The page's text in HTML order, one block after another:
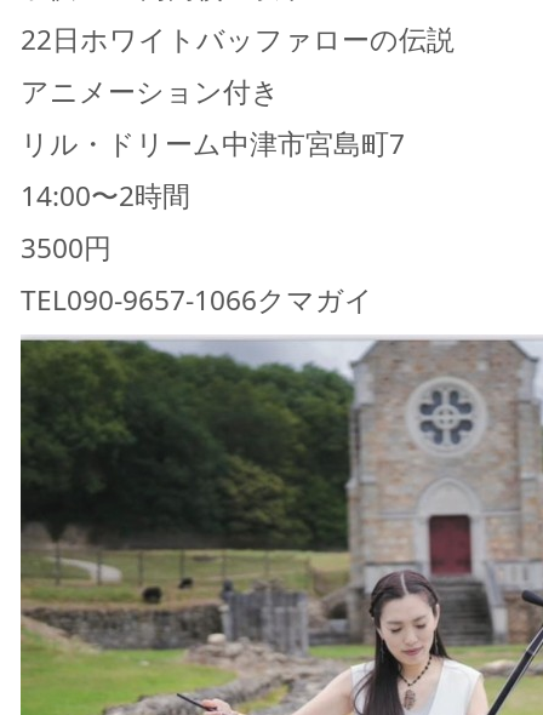
22日ホワイトバッファローの伝説
アニメーション付き
リル・ドリーム中津市宮島町7
14:00〜2時間
3500円
TEL090-9657-1066クマガイ